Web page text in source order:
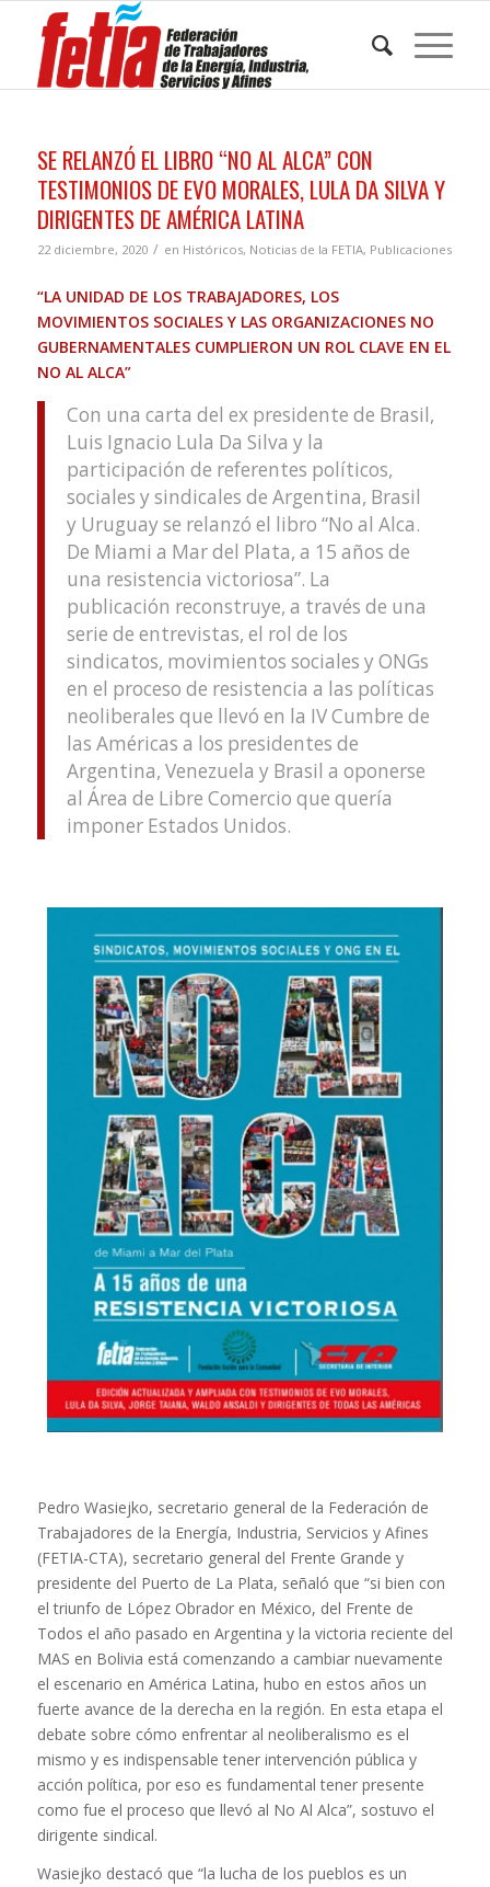
SE RELANZÓ EL LIBRO “NO AL ALCA” CON
TESTIMONIOS DE EVO MORALES, LULA DA SILVA Y
DIRIGENTES DE AMÉRICA LATINA
22 diciembre, 2020 / en Históricos, Noticias de la FETIA, Publicaciones
“LA UNIDAD DE LOS TRABAJADORES, LOS
MOVIMIENTOS SOCIALES Y LAS ORGANIZACIONES NO
GUBERNAMENTALES CUMPLIERON UN ROL CLAVE EN EL
NO AL ALCA”
Con una carta del ex presidente de Brasil,
Luis Ignacio Lula Da Silva y la
participación de referentes políticos,
sociales y sindicales de Argentina, Brasil
y Uruguay se relanzó el libro “No al Alca.
De Miami a Mar del Plata, a 15 años de
una resistencia victoriosa”. La
publicación reconstruye, a través de una
serie de entrevistas, el rol de los
sindicatos, movimientos sociales y ONGs
en el proceso de resistencia a las políticas
neoliberales que llevó en la IV Cumbre de
las Américas a los presidentes de
Argentina, Venezuela y Brasil a oponerse
al Área de Libre Comercio que quería
imponer Estados Unidos.
Pedro Wasiejko, secretario general de la Federación de
Trabajadores de la Energía, Industria, Servicios y Afines
(FETIA-CTA), secretario general del Frente Grande y
presidente del Puerto de La Plata, señaló que “si bien con
el triunfo de López Obrador en México, del Frente de
Todos el año pasado en Argentina y la victoria reciente del
MAS en Bolivia está comenzando a cambiar nuevamente
el escenario en América Latina, hubo en estos años un
fuerte avance de la derecha en la región. En esta etapa el
debate sobre cómo enfrentar al neoliberalismo es el
mismo y es indispensable tener intervención pública y
acción política, por eso es fundamental tener presente
como fue el proceso que llevó al No Al Alca”, sostuvo el
dirigente sindical.
Wasiejko destacó que “la lucha de los pueblos es un